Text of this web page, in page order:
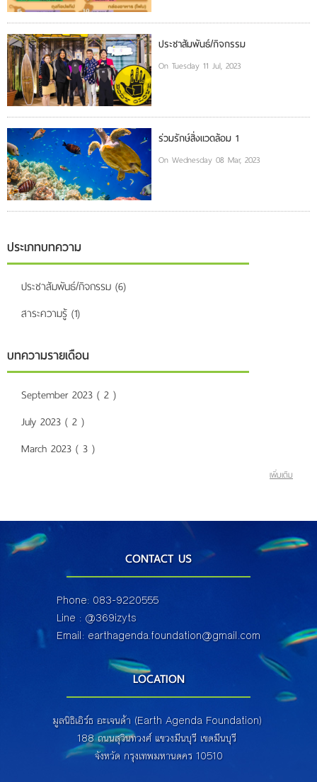
ประชาสัมพันธ์/กิจกรรม
On Tuesday 11 Jul, 2023
ร่วมรักษ์สิ่งแวดล้อม 1
On Wednesday 08 Mar, 2023
ประเภทบทความ
ประชาสัมพันธ์/กิจกรรม (6)
สาระความรู้ (1)
บทความรายเดือน
September 2023 ( 2 )
July 2023 ( 2 )
March 2023 ( 3 )
เพิ่มเติม
CONTACT US
Phone: 083-9220555
Line : @369izyts
Email: earthagenda.foundation@gmail.com
LOCATION
มูลนิธิเอิร์ธ อะเจนด้า (Earth Agenda Foundation)
188 ถนนสุวินทวงศ์ แขวงมีนบุรี เขตมีนบุรี
จังหวัด กรุงเทพมหานตคร 10510